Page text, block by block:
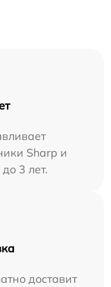
Sharp и
3 лет.
доставит